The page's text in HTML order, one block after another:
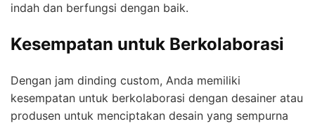
indah dan berfungsi dengan baik.
Kesempatan untuk Berkolaborasi
Dengan jam dinding custom, Anda memiliki
kesempatan untuk berkolaborasi dengan desainer atau
produsen untuk menciptakan desain yang sempurna